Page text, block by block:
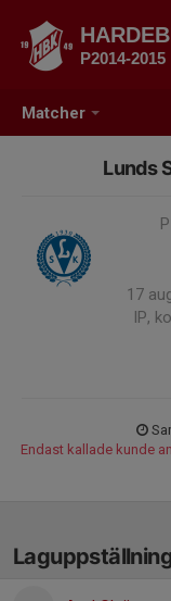
Matcher
P2014-2015
Lunds
17
IP,
Endast kallade kunde